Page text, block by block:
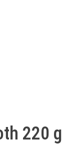
220 g